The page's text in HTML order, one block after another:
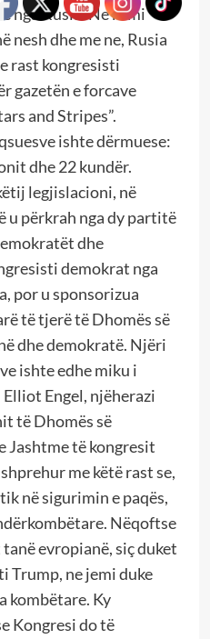
nga Rusia. Ne kemi
nesh dhe me ne, Rusia
rast kongresisti
gazetën e forcave
and Stripes”.
ishte dërmuese:
dhe 22 kundër.
legjislacioni, në
u përkrah nga dy partitë
dhe
demokrat nga
por u sponsorizua
të tjerë të Dhomës së
dhe demokratë. Njëri
ishte edhe miku i
Engel, njëherazi
të Dhomës së
Jashtme të kongresit
me këtë rast se,
në sigurimin e paqës,
Nëqoftse
evropianë, siç duket
Trump, ne jemi duke
kombëtare. Ky
Kongresi do të